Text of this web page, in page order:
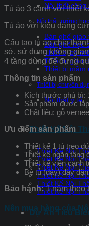
Nội thất công
Nội thất trường học
Bàn ghế giáo
Bàn ghế học
Thiết bị bộ
Thiết bị giáo
Thiết bị mầm
Thiết bị chuyên
Nội thất y tế
Thiết Kế Nội
Thiết Kế Nội
Thiết Kế Nội
Thiết Kế Nội
Thiết Kế Nội
Thiết Kế Nội
Thiết Kế Nội
Dự Án Tiêu
Tủ áo 3 cánh với thiết
Tủ áo với kiểu dáng
Cấu tạo tủ áo chia
sở, sử dụng không
4 tầng dùng để đựng
Thông tin sản phẩm
Kích thước phủ bì:
Sản phẩm được
Chất liệu: gỗ
Ưu điểm sản phẩm
Thiết kế 1 tủ treo
Thiết kế ngăn tầng
Thiết kế viền cạnh
Bệ tủ (đáy) dày dặn
Bảo hành:1 năm theo
Nên mua hàng của